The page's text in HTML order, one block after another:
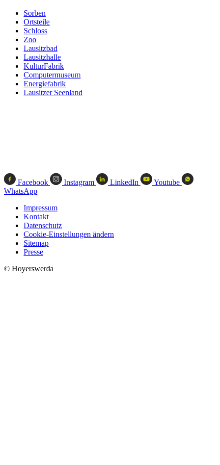
Sorben
Ortsteile
Schloss
Zoo
Lausitzbad
Lausitzhalle
KulturFabrik
Computermuseum
Energiefabrik
Lausitzer Seenland
Facebook Instagram LinkedIn
Youtube
WhatsApp
Impressum
Kontakt
Datenschutz
Cookie-Einstellungen ändern
Sitemap
Presse
© Hoyerswerda